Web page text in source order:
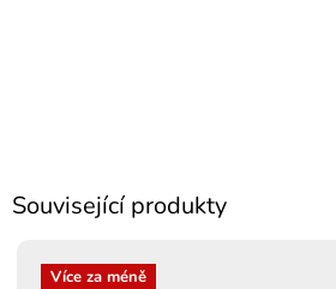
Související produkty
Více za méně